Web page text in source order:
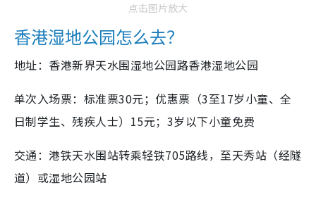
点击图片放大
香港湿地公园怎么去？
地址：香港新界天水围湿地公园路香港湿地公园
单次入场票：标准票30元；优惠票（3至17岁小童、全
日制学生、残疾人士）15元；3岁以下小童免费
交通：港铁天水围站转乘轻铁705路线，至天秀站（经隧
道）或湿地公园站